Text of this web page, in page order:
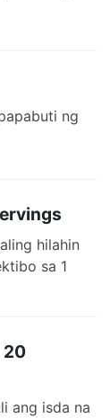
ng
hilahin
sa 1
20
ang isda na